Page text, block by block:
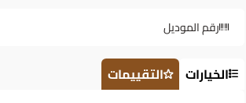
رقم الموديل
الخيارات التقييمات